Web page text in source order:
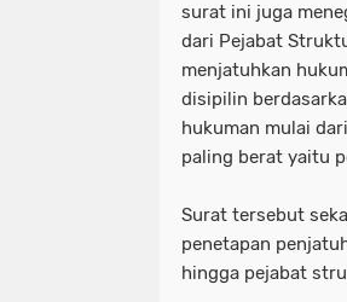
surat ini juga
dari Pejabat
menjatuhkan
disipilin
hukuman mulai
paling berat yaitu
Surat tersebut
penetapan
hingga pejabat